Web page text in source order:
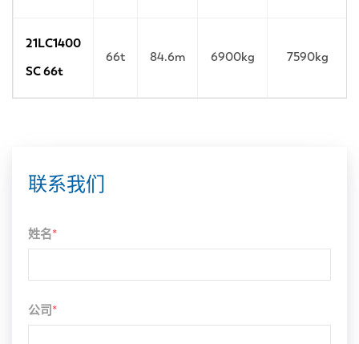
21LC1400
SC 66t
66t 84.6m 6900kg 7590kg
联系我们
姓名*
公司 *